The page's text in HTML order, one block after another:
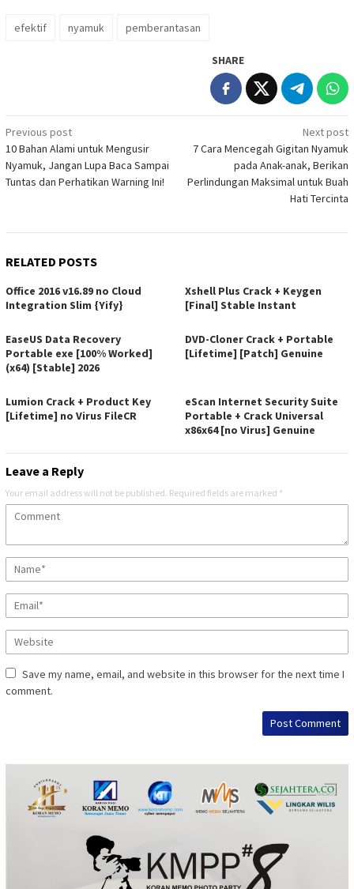
efektif nyamuk pemberantasan
SHARE
Post
navigation
Previous post
10 Bahan Alami untuk Mengusir
Nyamuk, Jangan Lupa Baca Sampai
Tuntas dan Perhatikan Warning Ini!
Next post
7 Cara Mencegah Gigitan Nyamuk
pada Anak-anak, Berikan
Perlindungan Maksimal untuk Buah
Hati Tercinta
RELATED POSTS
Office 2016 v16.89 no Cloud
Integration Slim {Yify}
Xshell Plus Crack + Keygen
[Final] Stable Instant
EaseUS Data Recovery
Portable exe [100% Worked]
(x64) [Stable] 2026
DVD-Cloner Crack + Portable
[Lifetime] [Patch] Genuine
Lumion Crack + Product Key
[Lifetime] no Virus FileCR
eScan Internet Security Suite
Portable + Crack Universal
x86x64 [no Virus] Genuine
Leave a Reply
Your email address will not be published. Required fields are marked *
Save my name, email, and website in this browser for the next time I
comment.